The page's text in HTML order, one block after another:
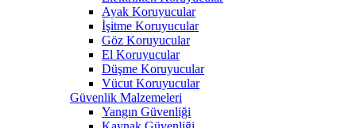
Ayak Koruyucular
İşitme Koruyucular
Göz Koruyucular
El Koruyucular
Düşme Koruyucular
Vücut Koruyucular
Güvenlik Malzemeleri
Yangın Güvenliği